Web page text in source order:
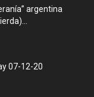
argentina
07-12-20